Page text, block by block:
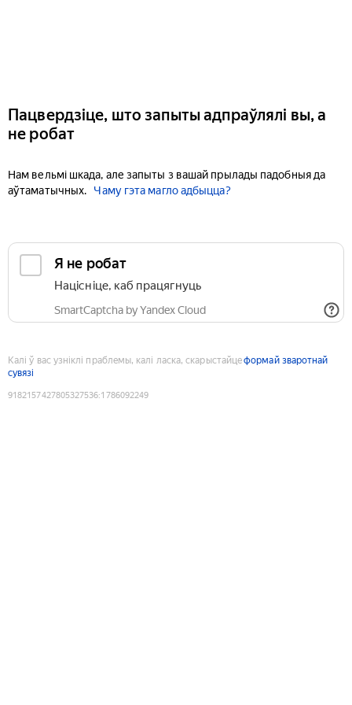
Пацвердзіце, што запыты адпраўлялі вы, а
не робат
Нам вельмі шкада, але запыты з вашай прылады падобныя да
аўтаматычных.
Чаму гэта магло адбыцца?
Я не робат
Націсніце, каб працягнуць
SmartCaptcha by Yandex Cloud
Калі ў вас узніклі праблемы, калі ласка, скарыстайцеформай зваротнай
сувязі
9182157427805327536:1786092249